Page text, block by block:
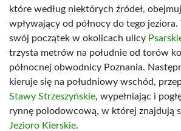
które według niektórych źródeł,
wpływający od północy do tego jeziora.
swój początek w okolicach ulicy
trzysta metrów na południe od torów
północnej obwodnicy Poznania.
kieruje się na południowy wschód,
Stawy Strzeszyńskie, wypełniając i
rynnę polodowcową, w której znajdują
Jezioro Kierskie.